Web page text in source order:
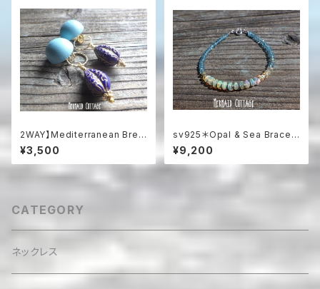
2WAY】Mediterranean Bree
ze 2-Way Clip-On Earrings
地中海ブルーのステートメン
トイヤリング
¥3,500
sv925＊Opal & Sea Bracel
et プレシャスオパール＆アパタ
イト☆アジャスター
¥9,200
CATEGORY
ネックレス